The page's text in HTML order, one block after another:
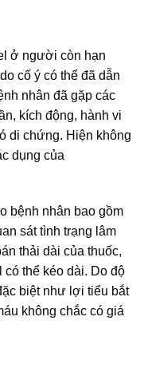
ở người còn hạn
cố ý có thể đã dẫn
nhân đã gặp các
kích động, hành vi
di chứng. Hiện không
dụng của
bệnh nhân bao gồm
sát tình trạng lâm
thải dài của thuốc,
thể kéo dài. Do độ
biệt như lợi tiểu bắt
không chắc có giá